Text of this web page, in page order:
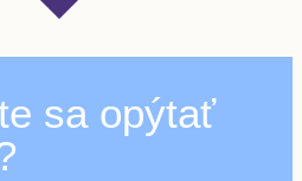
sa opýtať